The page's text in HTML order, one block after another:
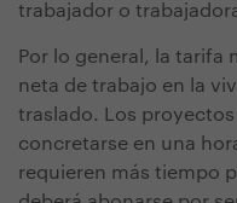
trabajador o
Por lo general, la tarifa
neta de trabajo en la
traslado. Los
concretarse en una
requieren más tiempo